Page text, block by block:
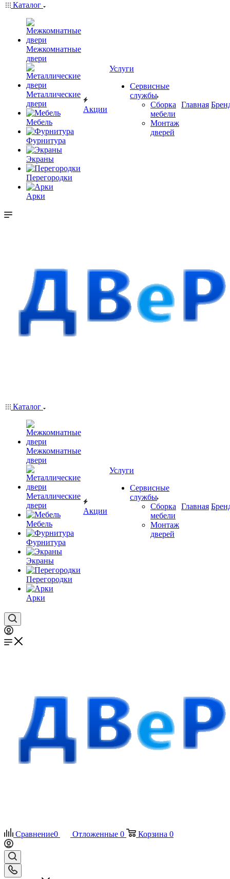
Каталог
Межкомнатные
двери
Металлические
двери
Мебель
Фурнитура
Экраны
Перегородки
Арки
Акции
Услуги
Сервисные
службы
Сборка
мебели
Монтаж
дверей
Главная
Каталог
Межкомнатные
двери
Металлические
двери
Мебель
Фурнитура
Экраны
Перегородки
Арки
Акции
Услуги
Сервисные
службы
Сборка
мебели
Монтаж
дверей
Главная
Сравнение0 Отложенные 0 Корзина 0